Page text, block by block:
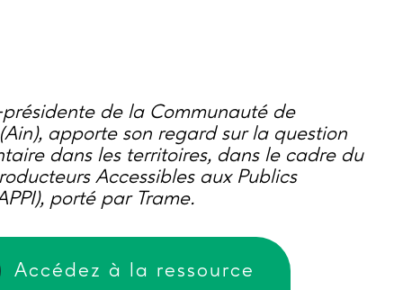
de la Communauté de
apporte son regard sur la question
dans les territoires, dans le cadre du
Accessibles aux Publics
porté par Trame.
Accédez à la ressource